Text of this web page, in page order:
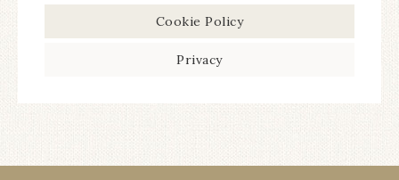
Cookie Policy
Privacy